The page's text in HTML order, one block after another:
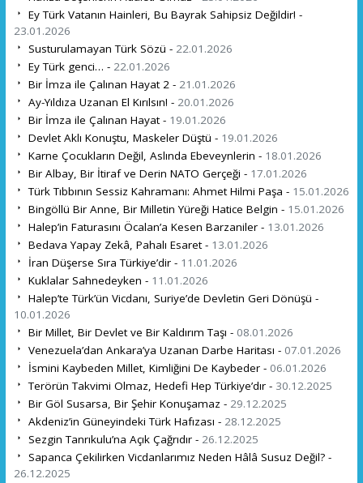
Ey Türk Vatanın Hainleri, Bu Bayrak Sahipsiz Değildir! -
23.01.2026
Susturulamayan Türk Sözü - 22.01.2026
Ey Türk genci… - 22.01.2026
Bir İmza ile Çalınan Hayat 2 - 21.01.2026
Ay-Yıldıza Uzanan El Kırılsın! - 20.01.2026
Bir İmza ile Çalınan Hayat - 19.01.2026
Devlet Aklı Konuştu, Maskeler Düştü - 19.01.2026
Karne Çocukların Değil, Aslında Ebeveynlerin - 18.01.2026
Bir Albay, Bir İtiraf ve Derin NATO Gerçeği - 17.01.2026
Türk Tıbbının Sessiz Kahramanı: Ahmet Hilmi Paşa - 15.01.2026
Bingöllü Bir Anne, Bir Milletin Yüreği Hatice Belgin - 15.01.2026
Halep’in Faturasını Öcalan’a Kesen Barzaniler - 13.01.2026
Bedava Yapay Zekâ, Pahalı Esaret - 13.01.2026
İran Düşerse Sıra Türkiye’dir - 11.01.2026
Kuklalar Sahnedeyken - 11.01.2026
Halep’te Türk’ün Vicdanı, Suriye’de Devletin Geri Dönüşü -
10.01.2026
Bir Millet, Bir Devlet ve Bir Kaldırım Taşı - 08.01.2026
Venezuela’dan Ankara’ya Uzanan Darbe Haritası - 07.01.2026
İsmini Kaybeden Millet, Kimliğini De Kaybeder - 06.01.2026
Terörün Takvimi Olmaz, Hedefi Hep Türkiye’dır - 30.12.2025
Bir Göl Susarsa, Bir Şehir Konuşamaz - 29.12.2025
Akdeniz’in Güneyindeki Türk Hafızası - 28.12.2025
Sezgin Tanrıkulu’na Açık Çağrıdır - 26.12.2025
Sapanca Çekilirken Vicdanlarımız Neden Hâlâ Susuz Değil? -
26.12.2025